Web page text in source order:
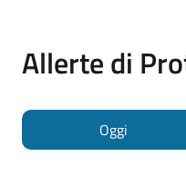
Allerte di
Oggi